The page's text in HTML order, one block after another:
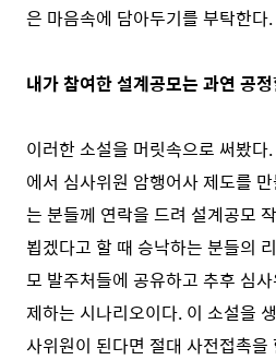
은 마음속에 담아두기를 부탁한다.
내가 참여한 설계공모는 과연 공
이러한 소설을 머릿속으로 써봤
에서 심사위원 암행어사 제도를
는 분들께 연락을 드려 설계공모
뵙겠다고 할 때 승낙하는 분들의
모 발주처들에 공유하고 추후 심
제하는 시나리오이다. 이 소설을
사위원이 된다면 절대 사전접촉